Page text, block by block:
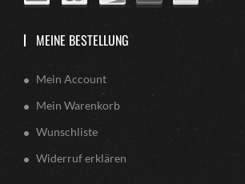
MEINE BESTELLUNG
Mein Account
Mein Warenkorb
Wunschliste
Widerruf erklären